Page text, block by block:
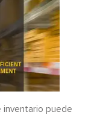
inventario puede